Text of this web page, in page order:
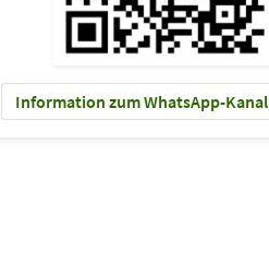
Information zum WhatsApp-Kanal